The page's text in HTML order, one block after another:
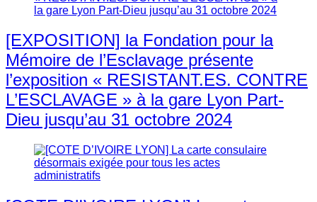
[EXPOSITION] la Fondation pour la
Mémoire de l’Esclavage présente
l’exposition « RESISTANT.ES. CONTRE
L’ESCLAVAGE » à la gare Lyon Part-
Dieu jusqu’au 31 octobre 2024